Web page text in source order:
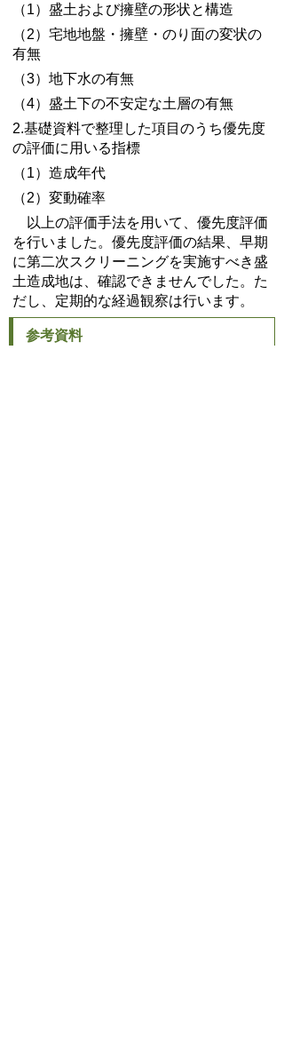
（1）盛土および擁壁の形状と構造
（2）宅地地盤・擁壁・のり面の変状の
有無
（3）地下水の有無
（4）盛土下の不安定な土層の有無
2.基礎資料で整理した項目のうち優先度
の評価に用いる指標
（1）造成年代
（2）変動確率
以上の評価手法を用いて、優先度評価
を行いました。優先度評価の結果、早期
に第二次スクリーニングを実施すべき盛
土造成地は、確認できませんでした。た
だし、定期的な経過観察は行います。
参考資料